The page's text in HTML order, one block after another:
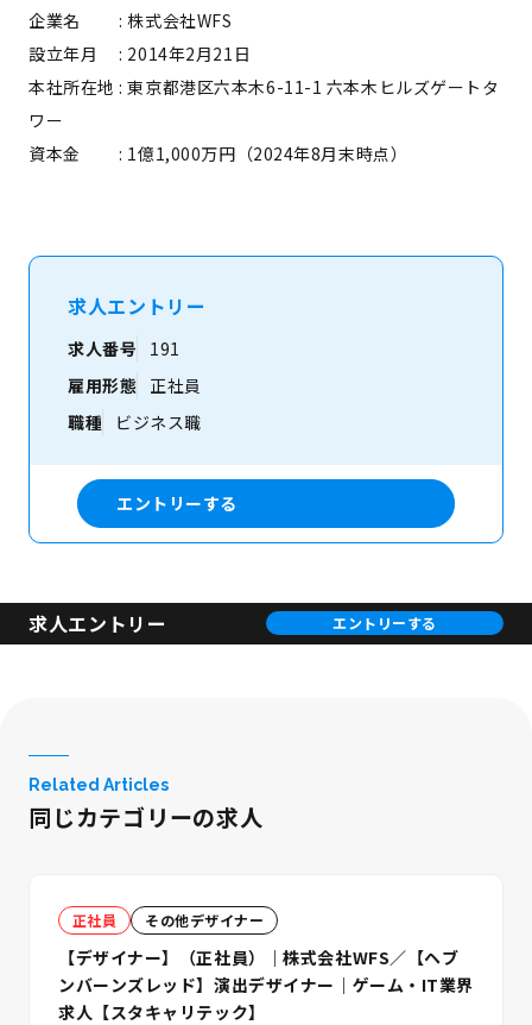
企業名 : 株式会社WFS
設立年月
: 2014年2月21日
本社所在地 : 東京都港区六本木6-11-1 六本木ヒルズゲートタ
ワー
資本金 : 1億1,000万円（2024年8月末時点）
求人エントリー
求人番号
191
雇用形態 正社員
職種
ビジネス職
エントリーする
求人エントリー エントリーする
Related Articles
同じカテゴリーの求人
正社員 その他デザイナー
【デザイナー】（正社員）｜株式会社WFS／【ヘブ
ンバーンズレッド】演出デザイナー｜ゲーム・IT業界
求人【スタキャリテック】